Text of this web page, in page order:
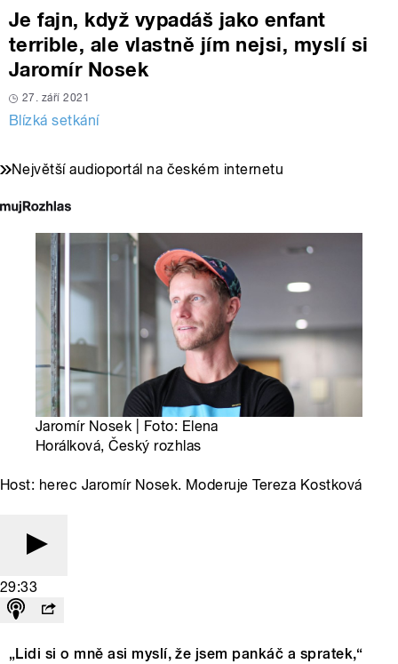
Je fajn, když vypadáš jako enfant
terrible, ale vlastně jím nejsi, myslí si
Jaromír Nosek
27. září 2021
Blízká setkání
Největší audioportál na českém internetu
Jaromír Nosek | Foto: Elena
Horálková, Český rozhlas
Host: herec Jaromír Nosek. Moderuje Tereza Kostková
29:33
„Lidi si o mně asi myslí, že jsem pankáč a spratek,“